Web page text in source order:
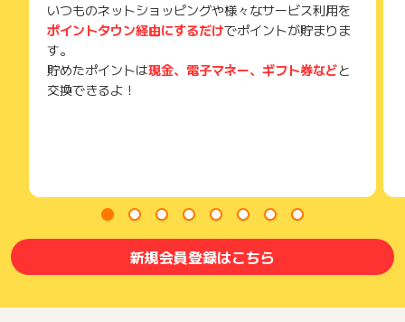
お問い合わせをした場合、ポイント獲得対象外となる場合がご
ざいます。
いつものネットショッピングや様々なサービス利用を
ポイントタウン経由にするだけでポイントが貯まりま
す。
貯めたポイントは現金、電子マネー、ギフト券などと
交換できるよ！
新規会員登録はこちら